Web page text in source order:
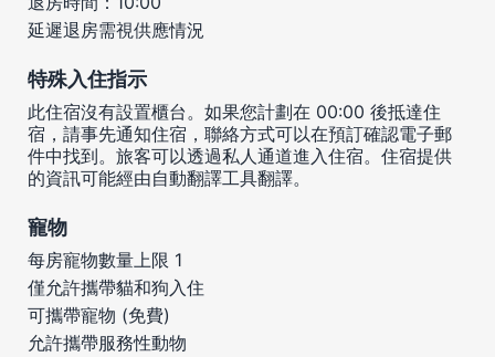
延遲退房需視供應情況
特殊入住指示
此住宿沒有設置櫃台。如果您計劃在 00:00 後抵達住
宿，請事先通知住宿，聯絡方式可以在預訂確認電子郵
件中找到。旅客可以透過私人通道進入住宿。住宿提供
的資訊可能經由自動翻譯工具翻譯。
寵物
每房寵物數量上限 1
僅允許攜帶貓和狗入住
可攜帶寵物 (免費)
允許攜帶服務性動物